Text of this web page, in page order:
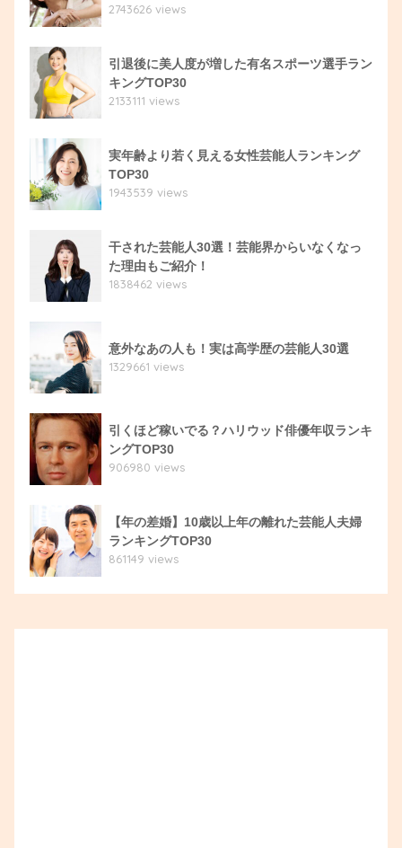
2743626 views
引退後に美人度が増した有名スポーツ選手ラン
キングTOP30
2133111 views
実年齢より若く見える女性芸能人ランキング
TOP30
1943539 views
干された芸能人30選！芸能界からいなくなっ
た理由もご紹介！
1838462 views
意外なあの人も！実は高学歴の芸能人30選
1329661 views
引くほど稼いでる？ハリウッド俳優年収ランキ
ングTOP30
906980 views
【年の差婚】10歳以上年の離れた芸能人夫婦
ランキングTOP30
861149 views